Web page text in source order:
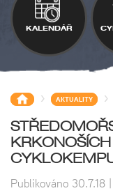
KALENDÁŘ
> AKTUALITY >
Publikováno 30.7.18